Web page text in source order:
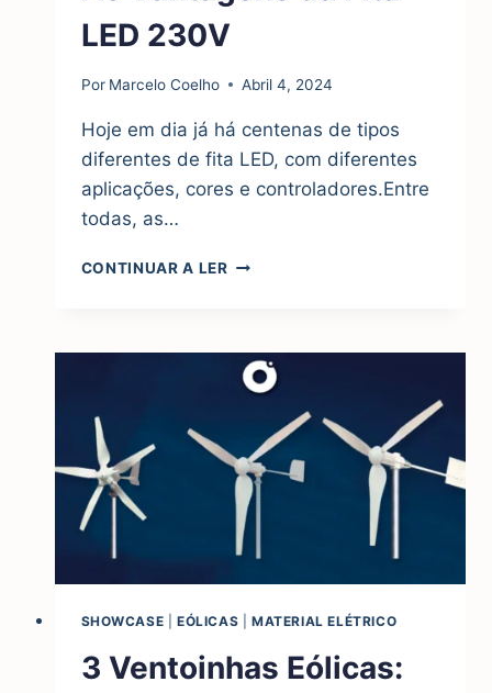
LED 230V
Por Marcelo Coelho Abril 4, 2024
Hoje em dia já há centenas de tipos
diferentes de fita LED, com diferentes
aplicações, cores e controladores.Entre
todas, as…
CONTINUAR A LERAS
LED
230V
SHOWCASE |EÓLICAS |MATERIAL ELÉTRICO
3 Ventoinhas Eólicas: